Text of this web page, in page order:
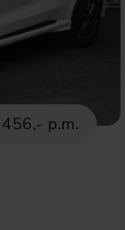
456,- p.m.